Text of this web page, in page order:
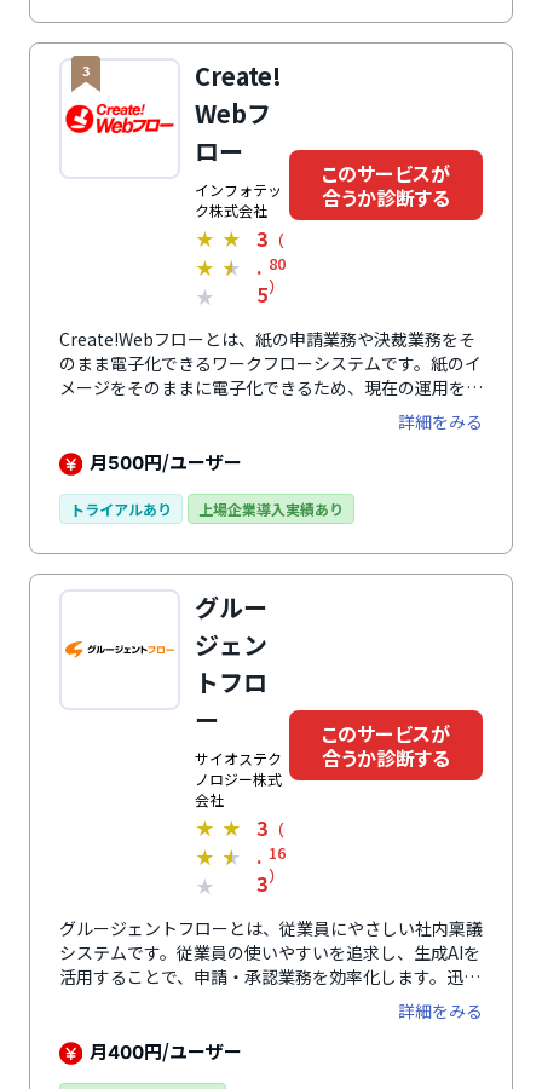
トやサポートサイト、Web個別相談などサポート体制
が充実しているため、安心して運用できます。
3
Create!
Webフ
ロー
インフォテッ
ク株式会社
★ ★
★ ★
★
3
.
5
（
80
）
このサービスが
合うか診断する
Create!Webフローとは、紙の申請業務や決裁業務をそ
のまま電子化できるワークフローシステムです。紙のイ
メージをそのままに電子化できるため、現在の運用を変
えずにペーパーレス化が可能です。案件の進捗状況をリ
アルタイムで確認でき、紙の申請運用にありがちな業務
の停滞を防げます。申請・承認フォームはもちろん、シ
ンが苦手な社員がいても安心です。承認・決裁の証跡を
プウェアや基幹システムなどさまざまな業務システムや
主要パッケージ製品・クラウドサービスと連携し、さら
なる業務効率化を実現します。
詳細をみる
月500円/ユーザー
トライアルあり 上場企業導入実績あり
グルー
ジェン
トフロ
ー
サイオステク
ノロジー株式
会社
★ ★
★ ★
★
3
.
3
（
16
）
このサービスが
合うか診断する
グルージェントフローとは、従業員にやさしい社内稟議
システムです。従業員の使いやすいを追求し、生成AIを
活用することで、申請・承認業務を効率化します。迅速
な問い合わせ対応も特徴で、導入時は専属担当がインス
トール・初期設定をサポートします。さらに、導入後は
管理者向けステップアップセミナーの開催など、継続的
詳細をみる
月400円/ユーザー